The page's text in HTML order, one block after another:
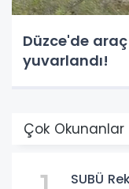
Düzce'de araç
yuvarlandı!
Çok Okunanlar
SUBÜ